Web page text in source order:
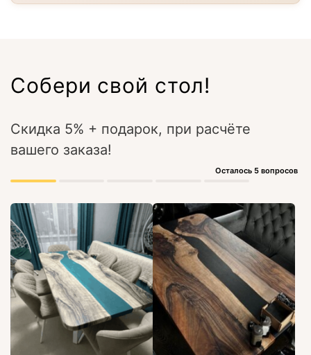
Собери свой стол!
Скидка 5% + подарок, при расчёте
вашего заказа!
Осталось 5 вопросов